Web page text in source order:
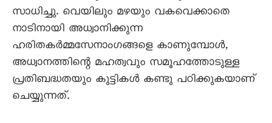
സാധിച്ചു. വെയിലും മഴയും വകവെക്കാതെ
നാടിനായി അധ്വാനിക്കുന്ന
ഹരിതകർമ്മസേനാംഗങ്ങളെ കാണുമ്പോൾ,
അധ്വാനത്തിന്റെ മഹത്വവും സമൂഹത്തോടുള്ള
പ്രതിബദ്ധതയും കുട്ടികൾ കണ്ടു പഠിക്കുകയാണ്
ചെയ്യുന്നത്.